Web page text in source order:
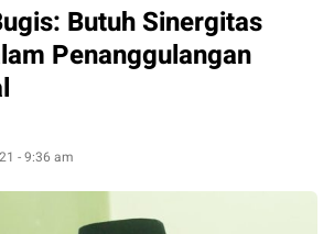
Butuh Sinergitas
Penanggulangan
- 9:36 am